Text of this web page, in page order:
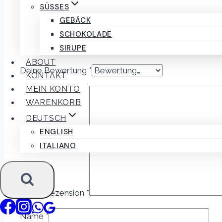
SÜSSES
GEBÄCK
SCHOKOLADE
SIRUPE
ABOUT
KONTAKT
MEIN KONTO
WARENKORB
DEUTSCH
ENGLISH
ITALIANO
Es gibt noch keine Rezensionen.
Schreibe die erste Rezension für „Puntarelle alla
Deine E-Mail-Adresse wird nicht veröffentlicht.
Deine Bewertung *
Deine Rezension *
Name *